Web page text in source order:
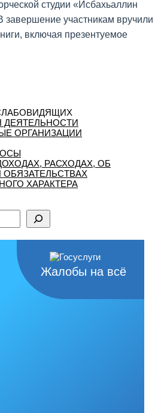
студии «Исбахьаллин
завершение участникам вручили
включая презентуемое
ДЕЯТЕЛЬНОСТИ
ОРГАНИЗАЦИИ
РАСХОДАХ, ОБ
ХАРАКТЕРА
Жалобы на всё